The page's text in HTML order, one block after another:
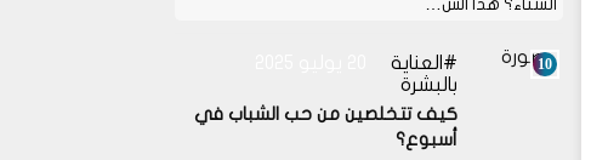
الشتاء؟ هذا الش…
العناية
بالبشرة
كيف تتخلصين من حب الشباب في
أسبوع؟